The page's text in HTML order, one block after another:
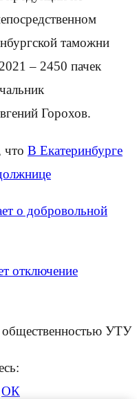
таможни
– 2450 пачек
Горохов.
что В Екатеринбурге
о добровольной
отключение
общественностью УТУ
ОК